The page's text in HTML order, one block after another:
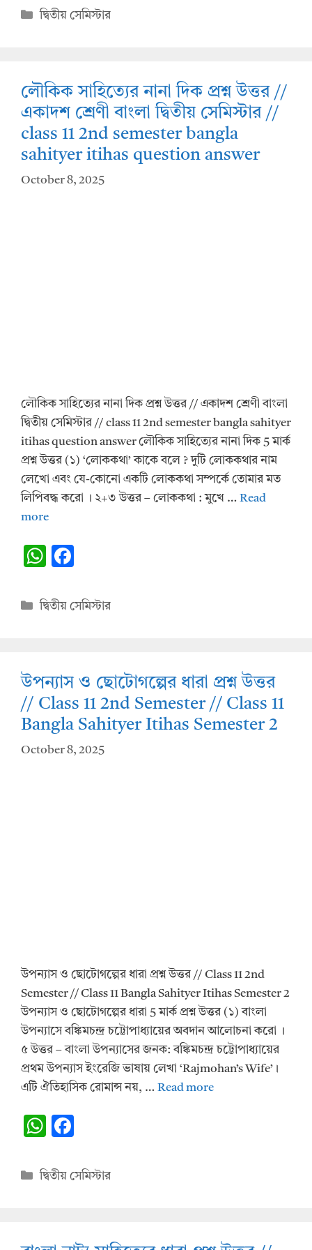
at
p
p
e
k
Categories
দ্বিতীয় সেমিস্টার
লৌকিক সাহিত্যের নানা দিক প্রশ্ন উত্তর //
একাদশ শ্রেণী বাংলা দ্বিতীয় সেমিস্টার //
class 11 2nd semester bangla
sahityer itihas question answer
October 8, 2025
লৌকিক সাহিত্যের নানা দিক প্রশ্ন উত্তর // একাদশ শ্রেণী বাংলা
দ্বিতীয় সেমিস্টার // class 11 2nd semester bangla sahityer
itihas question answer লৌকিক সাহিত্যের নানা দিক 5 মার্ক
প্রশ্ন উত্তর (১) ‘লোককথা’ কাকে বলে ? দুটি লোককথার নাম
লেখো এবং যে-কোনো একটি লোককথা সম্পর্কে তোমার মত
লিপিবদ্ধ করো । ২+৩ উত্তর – লোককথা : মুখে … Read
more
W
at
p
e
k
Categories
দ্বিতীয় সেমিস্টার
উপন্যাস ও ছোটোগল্পের ধারা প্রশ্ন উত্তর
// Class 11 2nd Semester // Class 11
Bangla Sahityer Itihas Semester 2
October 8, 2025
উপন্যাস ও ছোটোগল্পের ধারা প্রশ্ন উত্তর // Class 11 2nd
Semester // Class 11 Bangla Sahityer Itihas Semester 2
উপন্যাস ও ছোটোগল্পের ধারা 5 মার্ক প্রশ্ন উত্তর (১) বাংলা
উপন্যাসে বঙ্কিমচন্দ্র চট্টোপাধ্যায়ের অবদান আলোচনা করো ।
৫ উত্তর – বাংলা উপন্যাসের জনক: বঙ্কিমচন্দ্র চট্টোপাধ্যায়ের
প্রথম উপন্যাস ইংরেজি ভাষায় লেখা ‘Rajmohan’s Wife’।
এটি ঐতিহাসিক রোমান্স নয়, … Read more
W
at e
o
Categories
দ্বিতীয় সেমিস্টার